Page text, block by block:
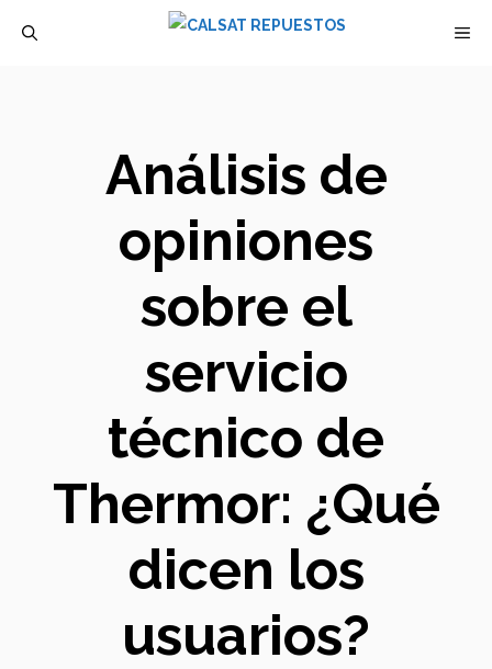
Análisis de
opiniones
sobre el
servicio
técnico de
Thermor: ¿Qué
dicen los
usuarios?